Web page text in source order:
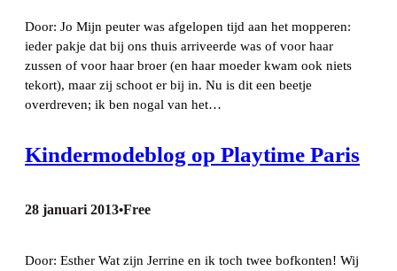
Door: Jo Mijn peuter was afgelopen tijd aan het mopperen:
ieder pakje dat bij ons thuis arriveerde was of voor haar
zussen of voor haar broer (en haar moeder kwam ook niets
tekort), maar zij schoot er bij in. Nu is dit een beetje
overdreven; ik ben nogal van het…
Kindermodeblog op Playtime Paris
28 januari 2013•Free
Door: Esther Wat zijn Jerrine en ik toch twee bofkonten! Wij